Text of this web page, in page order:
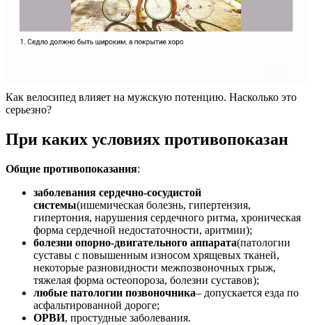
Как велосипед влияет на мужскую потенцию. Насколько это
серьезно?
При каких условиях противопоказан
Общие противопоказания:
заболевания сердечно-сосудистой
системы(ишемическая болезнь, гипертензия,
гипертония, нарушения сердечного ритма, хроническая
форма сердечной недостаточности, аритмии);
болезни опорно-двигательного аппарата(патологии
суставы с повышенным износом хрящевых тканей,
некоторые разновидности межпозвоночных грыж,
тяжелая форма остеопороза, болезни суставов);
любые патологии позвоночника– допускается езда по
асфальтированной дороге;
ОРВИ, простудные заболевания.